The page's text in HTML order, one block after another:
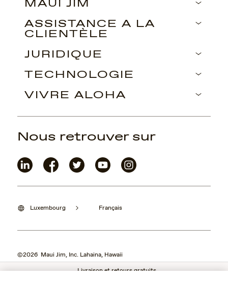
Livraison et retours gratuits
MAUI JIM
ASSISTANCE À LA
CLIENTÈLE
JURIDIQUE
TECHNOLOGIE
VIVRE ALOHA
Luxembourg Français
©2026 Maui Jim, Inc. Lahaina, Hawaii
Nous retrouver sur